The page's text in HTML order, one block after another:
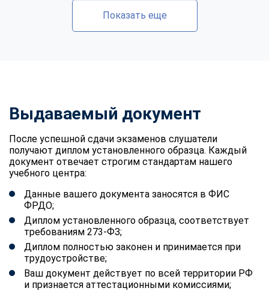
Показать еще
Выдаваемый документ
После успешной сдачи экзаменов слушатели
получают диплом установленного образца. Каждый
документ отвечает строгим стандартам нашего
учебного центра:
Данные вашего документа заносятся в ФИС
ФРДО;
Диплом установленного образца, соответствует
требованиям 273-ФЗ;
Диплом полностью законен и принимается при
трудоустройстве;
Ваш документ действует по всей территории РФ
и признается аттестационными комиссиями;